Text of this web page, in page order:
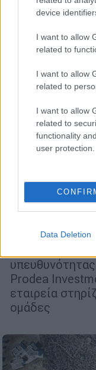
device
I want to allow
related to
I want to allow
related to
I want to allow
related to
functionality
user protection.
Data Deletion
PRODEA
του
Πρόσφυγες
Το έργο
Prodea
εταιρεία
ομάδες